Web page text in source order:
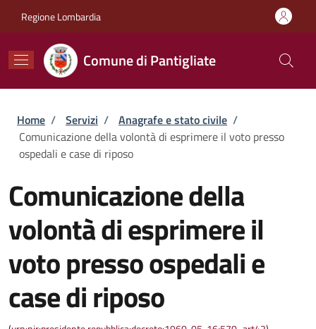
Regione Lombardia
Comune di Pantigliate
Briciole di pane
Home / Servizi / Anagrafe e stato civile /
Comunicazione della volontà di esprimere il voto presso
ospedali e case di riposo
Comunicazione della
volontà di esprimere il
voto presso ospedali e
case di riposo